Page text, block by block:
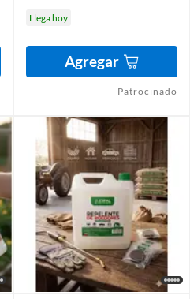
Llega hoy
Agregar
Patrocinado